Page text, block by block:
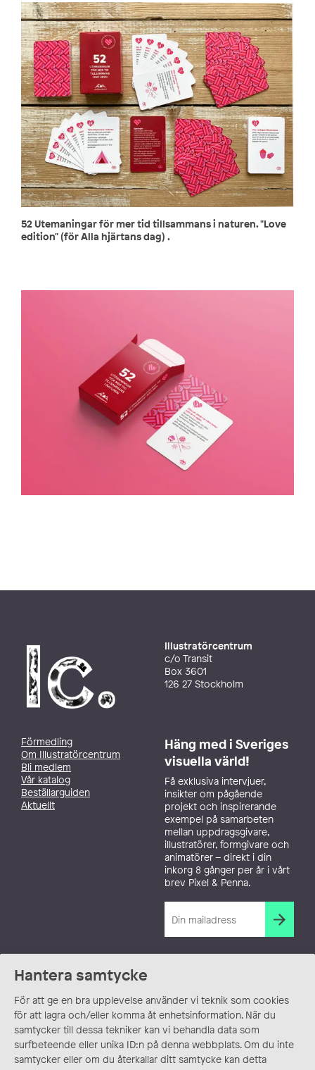
Hantera samtycke
För att ge en bra upplevelse använder vi teknik som cookies
för att lagra och/eller komma åt enhetsinformation. När du
samtycker till dessa tekniker kan vi behandla data som
surfbeteende eller unika ID:n på denna webbplats. Om du inte
samtycker eller om du återkallar ditt samtycke kan detta
52 Utemaningar för mer tid tillsammans i naturen. "Love
edition" (för Alla hjärtans dag) .
Illustratörcentrum
c/o Transit
Box 3601
126 27 Stockholm
Förmedling
Om Illustratörcentrum
Bli medlem
Vår katalog
Beställarguiden
Aktuellt
Häng med i Sveriges
visuella värld!
Få exklusiva intervjuer,
insikter om pågående
projekt och inspirerande
exempel på samarbeten
mellan uppdragsgivare,
illustratörer, formgivare och
animatörer – direkt i din
inkorg 8 gånger per år i vårt
brev Pixel & Penna.